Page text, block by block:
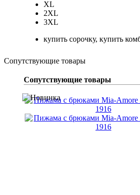
XL
2XL
3XL
купить сорочку, купить
Сопутствующие товары
Сопутствующие товары